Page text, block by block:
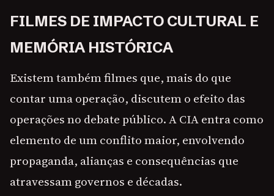
FILMES DE IMPACTO CULTURAL E
MEMÓRIA HISTÓRICA
Existem também filmes que, mais do que
contar uma operação, discutem o efeito das
operações no debate público. A CIA entra como
elemento de um conflito maior, envolvendo
propaganda, alianças e consequências que
atravessam governos e décadas.